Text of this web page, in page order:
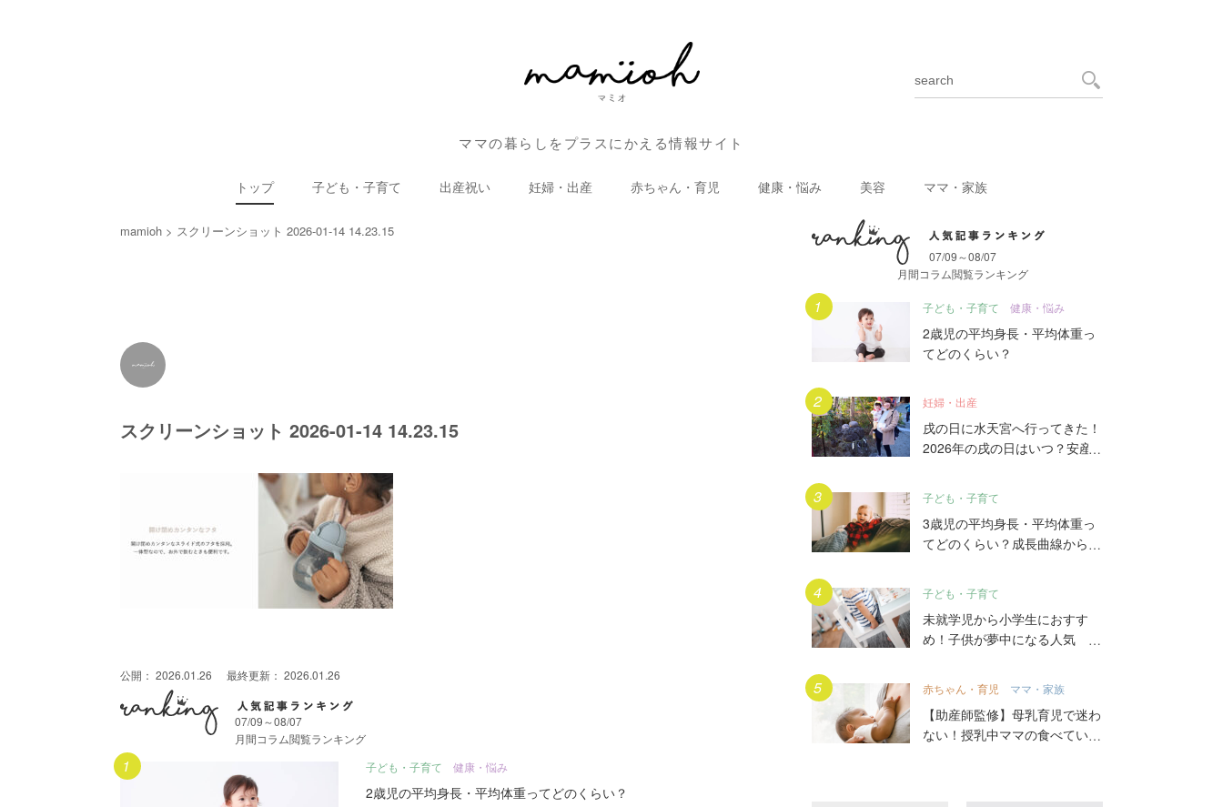
ママの暮らしをプラスにかえる情報サイト
トップ 子ども・子育て 出産祝い 妊婦・出産 赤ちゃん・育児 健康・悩み 美容 ママ・家族
mamioh スクリーンショット 2026-01-14 14.23.15
スクリーンショット 2026-01-14 14.23.15
公開： 2026.01.26 最終更新： 2026.01.26
月間人気記事ランキング
07/09～08/07
月間コラム閲覧ランキング
子ども・子育て
健康・悩み
2歳児の平均身長・平均体重ってどのくらい？
月間人気記事ランキング
07/09～08/07
月間コラム閲覧ランキング
子ども・子育て 健康・悩み
2歳児の平均身長・平均体重っ
てどのくらい？
妊婦・出産
戌の日に水天宮へ行ってきた！
2026年の戌の日はいつ？安産
写真で大公開。
子ども・子育て
3歳児の平均身長・平均体重っ
てどのくらい？成長曲線からは
子ども・子育て
未就学児から小学生におすす
め！子供が夢中になる人気
赤ちゃん・育児 ママ・家族
【助産師監修】母乳育児で迷わ
ない！授乳中ママの食べていい